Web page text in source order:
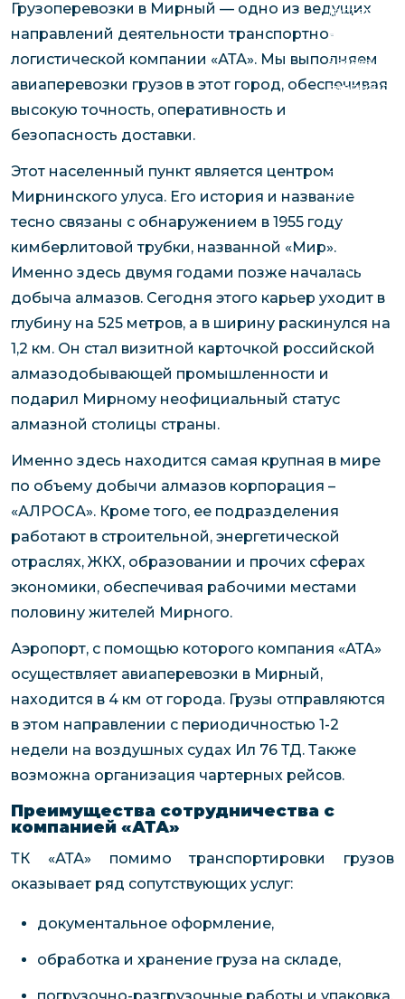
чартерных
по РФ
Заявка на
Якутия
перевозки
Якутию
в Якутию
Доставка
грузов в
Перевозка
Грузоперевозки в Мирный — одно из ведущих
направлений деятельности транспортно-
логистической компании «АТА». Мы выполняем
авиаперевозки грузов в этот город, обеспечивая
высокую точность, оперативность и
безопасность доставки.
Этот населенный пункт является центром
Мирнинского улуса. Его история и название
тесно связаны с обнаружением в 1955 году
кимберлитовой трубки, названной «Мир».
Именно здесь двумя годами позже началась
добыча алмазов. Сегодня этого карьер уходит в
глубину на 525 метров, а в ширину раскинулся на
1,2 км. Он стал визитной карточкой российской
алмазодобывающей промышленности и
подарил Мирному неофициальный статус
алмазной столицы страны.
Именно здесь находится самая крупная в мире
по объему добычи алмазов корпорация –
«АЛРОСА». Кроме того, ее подразделения
работают в строительной, энергетической
отраслях, ЖКХ, образовании и прочих сферах
экономики, обеспечивая рабочими местами
половину жителей Мирного.
Аэропорт, с помощью которого компания «АТА»
осуществляет авиаперевозки в Мирный,
находится в 4 км от города. Грузы отправляются
в этом направлении с периодичностью 1-2
недели на воздушных судах Ил 76 ТД. Также
возможна организация чартерных рейсов.
Преимущества сотрудничества с
компанией «АТА»
ТК «АТА» помимо транспортировки грузов
оказывает ряд сопутствующих услуг:
документальное оформление,
обработка и хранение груза на складе,
погрузочно-разгрузочные работы и упаковка,